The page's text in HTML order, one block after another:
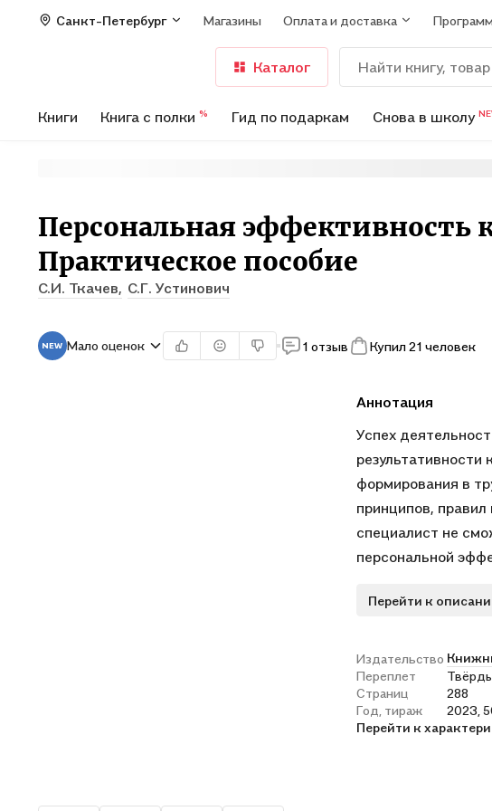
Санкт-Петербург Магазины Оплата и доставка
Каталог
Книги Книга с полки % Гид по подаркам Снова в школу
Персональная эффективность
Практическое пособие
С.И. Ткачев, С.Г. Устинович
Мало оценок 1 отзыв Купил 21 человек
Аннотация
Успех
формирования в
принципов,
специалист не
персональной
эффективности
включение
дополняя и
Перейти к
Издательство
Переплет
Страниц
288
Год, тираж
2023,
Перейти к